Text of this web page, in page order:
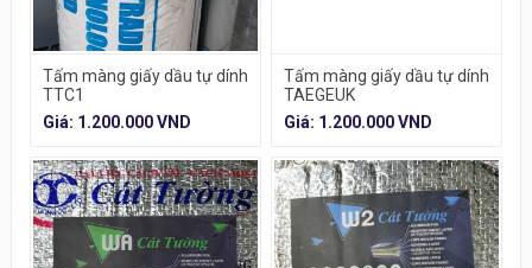
Tấm màng giấy dầu tự dính
TTC1
Giá: 1.200.000 VND
Tấm màng giấy dầu tự dính
TAEGEUK
Giá: 1.200.000 VND